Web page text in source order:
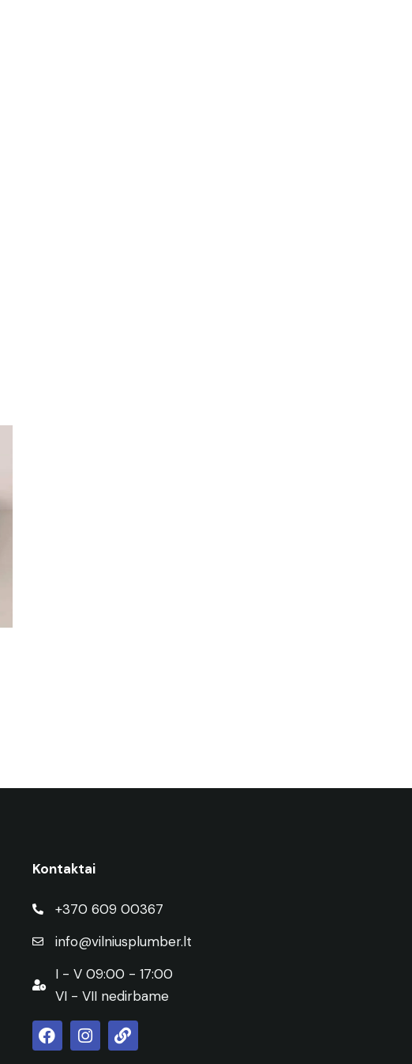
Kontaktai
+370 609 00367
info@vilniusplumber.lt
I - V 09:00 - 17:00
VI - VII nedirbame